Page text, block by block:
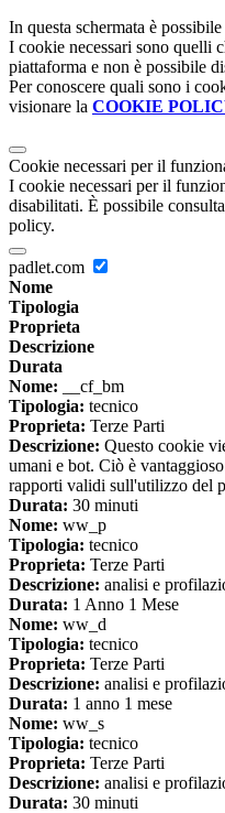
In questa schermata è
I cookie necessari sono quelli
piattaforma e non è possibile
Per conoscere quali sono i
visionare la COOKIE
Cookie necessari per il
I cookie necessari per il
disabilitati. È possibile
policy.
padlet.com
Nome
Tipologia
Proprieta
Descrizione
Durata
Nome: __cf_bm
Tipologia: tecnico
Proprieta: Terze Parti
Descrizione: Questo cookie
umani e bot. Ciò è
rapporti validi sull'utilizzo del
Durata: 30 minuti
Nome: ww_p
Tipologia: tecnico
Proprieta: Terze Parti
Descrizione: analisi e
Durata: 1 Anno 1 Mese
Nome: ww_d
Tipologia: tecnico
Proprieta: Terze Parti
Descrizione: analisi e
Durata: 1 anno 1 mese
Nome: ww_s
Tipologia: tecnico
Proprieta: Terze Parti
Descrizione: analisi e
Durata: 30 minuti